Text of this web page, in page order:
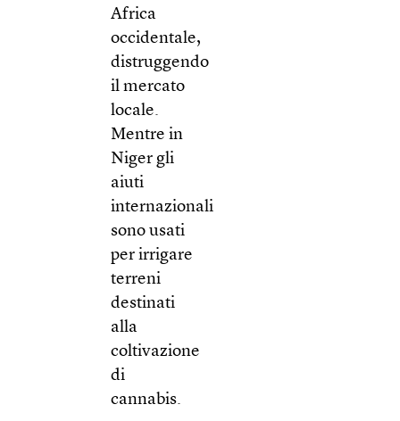
Africa
occidentale,
distruggendo
il mercato
locale.
Mentre in
Niger gli
aiuti
internazionali
sono usati
per irrigare
terreni
destinati
alla
coltivazione
di
cannabis.